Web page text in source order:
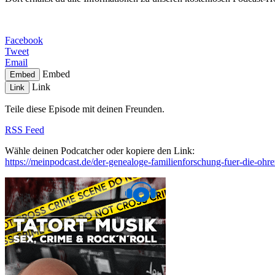
Facebook
Tweet
Email
Embed Embed
Link Link
Teile diese Episode mit deinen Freunden.
RSS Feed
Wähle deinen Podcatcher oder kopiere den Link:
https://meinpodcast.de/der-genealoge-familienforschung-fuer-die-